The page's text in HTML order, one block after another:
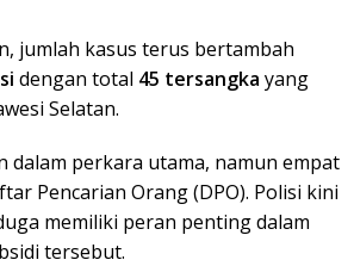
jumlah kasus terus bertambah
dengan total 45 tersangka yang
Selatan.
perkara utama, namun empat
Pencarian Orang (DPO). Polisi kini
memiliki peran penting dalam
tersebut.